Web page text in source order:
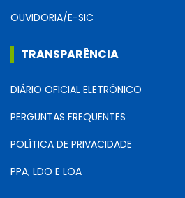
OUVIDORIA/E-SIC
TRANSPARÊNCIA
DIÁRIO OFICIAL ELETRÔNICO
PERGUNTAS FREQUENTES
POLÍTICA DE PRIVACIDADE
PPA, LDO E LOA